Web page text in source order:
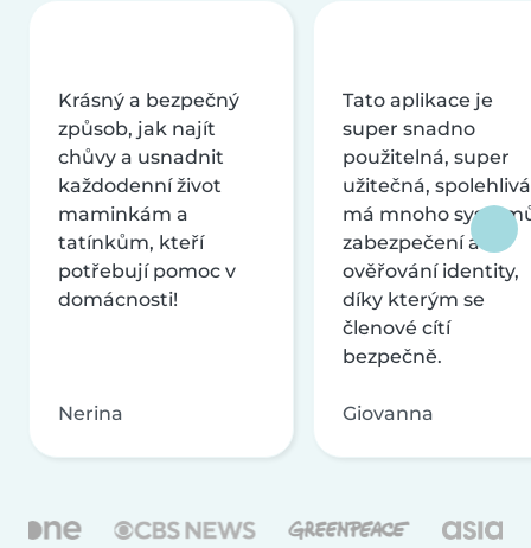
Krásný a bezpečný
způsob, jak najít
chůvy a usnadnit
každodenní život
maminkám a
tatínkům, kteří
potřebují pomoc v
domácnosti!
Nerina
Tato aplikace je
super snadno
použitelná, super
užitečná,
má mnoho
zabezpečení a
ověřování identity,
díky kterým se
členové cítí
bezpečně.
Giovanna